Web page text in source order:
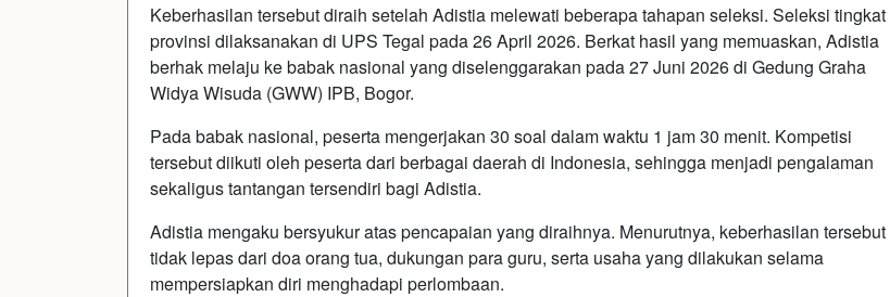
Keberhasilan tersebut diraih setelah Adistia melewati beberapa tahapan seleksi. Seleksi tingkat
provinsi dilaksanakan di UPS Tegal pada 26 April 2026. Berkat hasil yang memuaskan, Adistia
berhak melaju ke babak nasional yang diselenggarakan pada 27 Juni 2026 di Gedung Graha
Widya Wisuda (GWW) IPB, Bogor.
Pada babak nasional, peserta mengerjakan 30 soal dalam waktu 1 jam 30 menit. Kompetisi
tersebut diikuti oleh peserta dari berbagai daerah di Indonesia, sehingga menjadi pengalaman
sekaligus tantangan tersendiri bagi Adistia.
Adistia mengaku bersyukur atas pencapaian yang diraihnya. Menurutnya, keberhasilan tersebut
tidak lepas dari doa orang tua, dukungan para guru, serta usaha yang dilakukan selama
mempersiapkan diri menghadapi perlombaan.